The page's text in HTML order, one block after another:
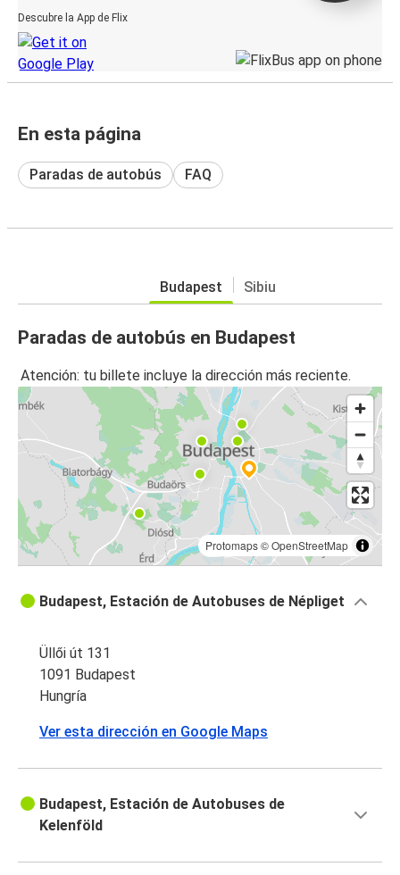
Descubre la App de Flix
En esta página
Paradas de autobús FAQ
Budapest Sibiu
Paradas de autobús en Budapest
Atención: tu billete incluye la dirección más reciente.
Protomaps©OpenStreetMap
Budapest, Estación de Autobuses de Népliget
Üllői út 131
1091 Budapest
Hungría
Ver esta dirección en Google Maps
Budapest, Estación de Autobuses de
Kelenföld